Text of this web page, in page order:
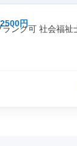
円
ンク可 社会福祉